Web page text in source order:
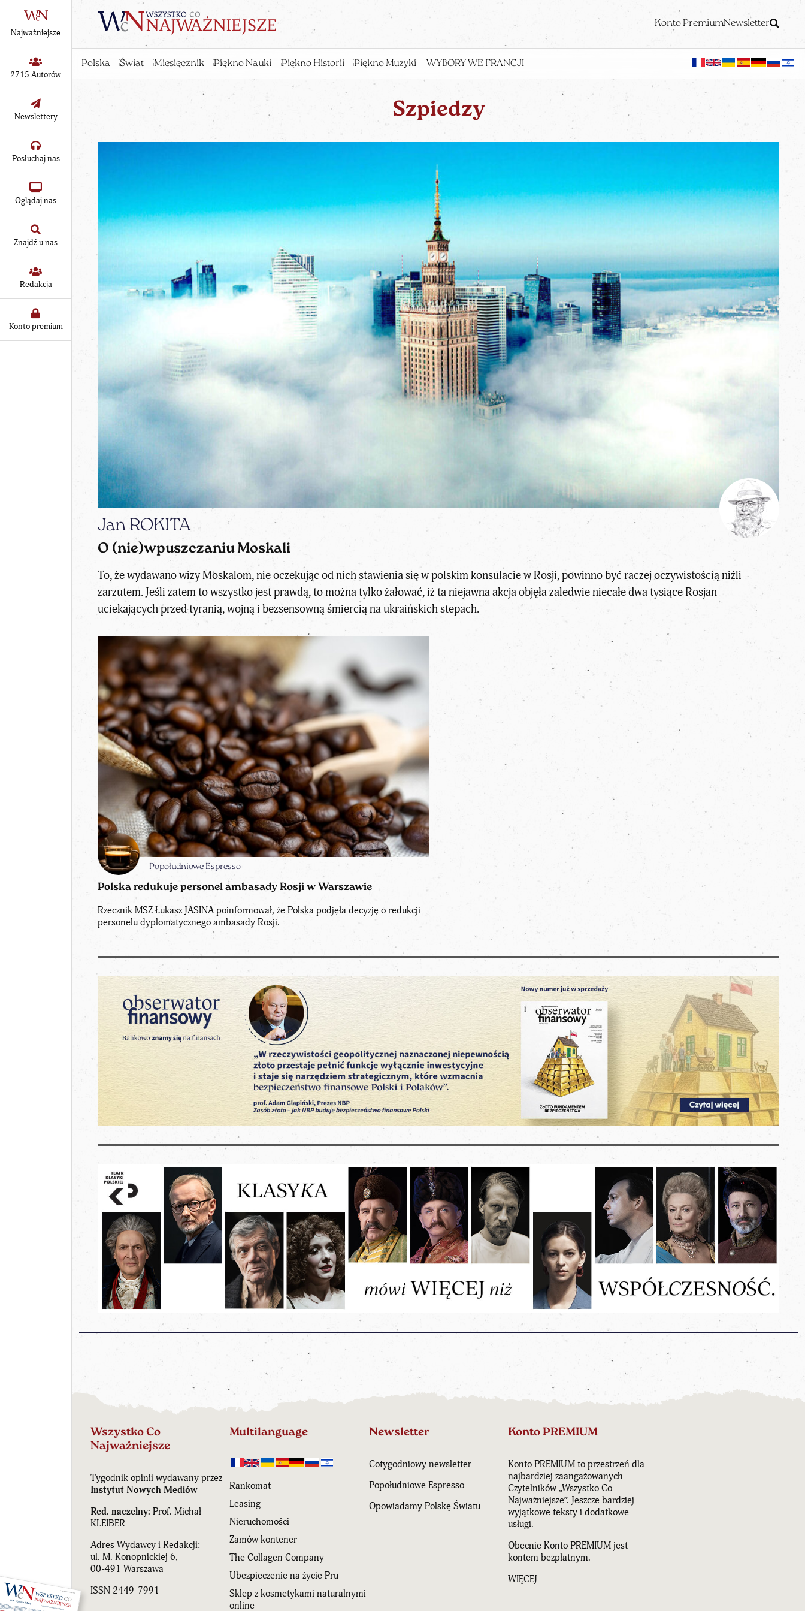
Konto PremiumNewsletter
Polska Świat Miesięcznik Piękno Nauki Piękno Historii Piękno Muzyki WYBORY WE FRANCJI
Najważniejsze
2715 Autorów
Newslettery
Posłuchaj nas
Oglądaj nas
Znajdź u nas
Redakcja
Konto premium
Szpiedzy
Jan ROKITA
O (nie)wpuszczaniu Moskali
To, że wydawano wizy Moskalom, nie oczekując od nich stawienia się w polskim konsulacie w Rosji, powinno być raczej oczywistością niźli
zarzutem. Jeśli zatem to wszystko jest prawdą, to można tylko żałować, iż ta niejawna akcja objęła zaledwie niecałe dwa tysiące Rosjan
uciekających przed tyranią, wojną i bezsensowną śmiercią na ukraińskich stepach.
Popołudniowe Espresso
Polska redukuje personel ambasady Rosji w Warszawie
Rzecznik MSZ Łukasz JASINA poinformował, że Polska podjęła decyzję o redukcji
personelu dyplomatycznego ambasady Rosji.
Wszystko Co
Najważniejsze
Tygodnik opinii wydawany przez
Instytut Nowych Mediów
Red. naczelny: Prof. Michał
KLEIBER
Adres Wydawcy i Redakcji:
ul. M. Konopnickiej 6,
00-491 Warszawa
ISSN 2449-7991
Multilanguage
Rankomat
Leasing
Nieruchomości
Zamów kontener
The Collagen Company
Ubezpieczenie na życie Pru
Sklep z kosmetykami naturalnymi
online
Newsletter
Cotygodniowy newsletter
Popołudniowe Espresso
Opowiadamy Polskę Światu
Konto PREMIUM
Konto PREMIUM to przestrzeń dla
najbardziej zaangażowanych
Czytelników „Wszystko Co
Najważniejsze”. Jeszcze bardziej
wyjątkowe teksty i dodatkowe
usługi.
Obecnie Konto PREMIUM jest
kontem bezpłatnym.
WIĘCEJ